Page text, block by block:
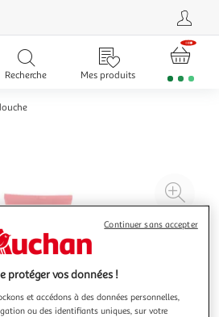
Recherche Mes produits
à
protéger vos données !
et accédons à des données personnelles,
ou des identifiants uniques, sur votre
Continuer sans accepter